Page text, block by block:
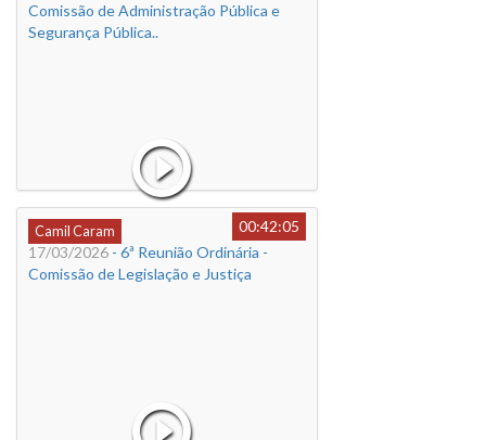
Comissão de Administração Pública e
Segurança Pública..
Camil Caram
00:42:05
17/03/2026 - 6ª Reunião Ordinária -
Comissão de Legislação e Justiça